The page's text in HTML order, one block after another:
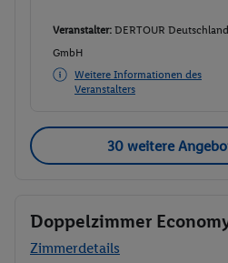
Veranstalter: DERTOUR Deutschland
GmbH
Weitere Informationen des
Veranstalters
30 weitere
Doppelzimmer
Zimmerdetails